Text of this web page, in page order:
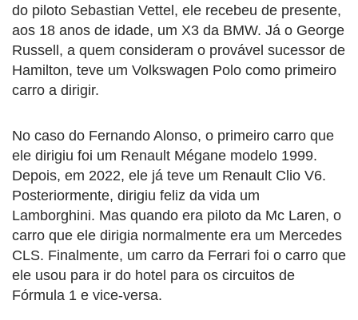
do piloto Sebastian Vettel, ele recebeu de presente,
aos 18 anos de idade, um X3 da BMW. Já o George
Russell, a quem consideram o provável sucessor de
Hamilton, teve um Volkswagen Polo como primeiro
carro a dirigir.
No caso do Fernando Alonso, o primeiro carro que
ele dirigiu foi um Renault Mégane modelo 1999.
Depois, em 2022, ele já teve um Renault Clio V6.
Posteriormente, dirigiu feliz da vida um
Lamborghini. Mas quando era piloto da Mc Laren, o
carro que ele dirigia normalmente era um Mercedes
CLS. Finalmente, um carro da Ferrari foi o carro que
ele usou para ir do hotel para os circuitos de
Fórmula 1 e vice-versa.